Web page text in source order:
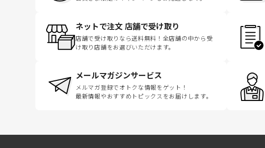
ネットで注文 店舗で受け取り
店舗で受け取りなら送料無料！全店舗の中から受
け取り店舗をお選びいただけます。
メールマガジンサービス
メルマガ登録でオトクな情報をゲット！
最新情報やおすすめトピックスをお届けします。